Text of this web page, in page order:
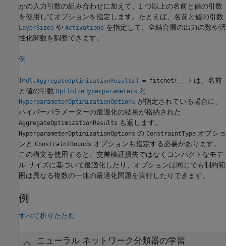
かの入力引数の組み合わせに加えて、1 つ以上の名前と値の引数
を使用してオプションを指定します。たとえば、名前と値の引数
LayerSizes や Activations を指定して、全結合層の出力の数や活
性化関数を調整できます。
例
[Mdl ,AggregateOptimizationResults ] = fitcnet( ) は、名前
と値の引数 OptimizeHyperparameters と
HyperparameterOptimizationOptions が指定されている場合に、
ハイパーパラメーターの最適化の結果が格納された
AggregateOptimizationResults も返します。
HyperparameterOptimizationOptions の ConstraintType オプショ
ンと ConstraintBounds オプションも指定する必要があります。
この構文を使用すると、交差検証損失ではなくコンパクトなモデ
ル サイズに基づいて最適化したり、オプションは同じでも制約範
囲は異なる複数の一連の最適化問題を実行したりできます。
例
すべて折りたたむ
ニューラル ネットワーク分類器の学習